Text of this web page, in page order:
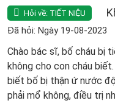
Hỏi về: TIẾT NIỆU
Đã hỏi: Ngày 19-08-2023
Chào bác sĩ, bố cháu bị
không cho con cháu
biết bố bị thận ứ nước
phải mổ không, điều trị